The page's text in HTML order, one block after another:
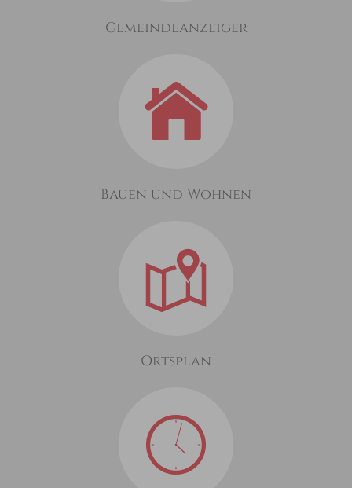
Gemeindeanzeiger
Bauen und Wohnen
Ortsplan